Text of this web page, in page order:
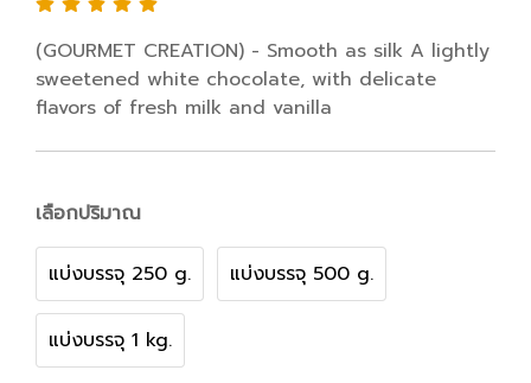
(GOURMET CREATION) - Smooth as silk A lightly
sweetened white chocolate, with delicate
flavors of fresh milk and vanilla
เลือกปริมาณ
แบ่งบรรจุ 250 g. แบ่งบรรจุ 500 g.
แบ่งบรรจุ 1 kg.